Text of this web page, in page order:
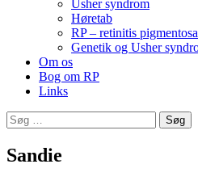
Usher syndrom
Høretab
RP – retinitis pigmentosa
Genetik og Usher
Om os
Bog om RP
Links
Søg
efter:
Sandie